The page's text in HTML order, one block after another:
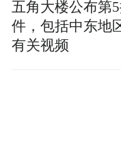
五角大楼公布第
件，包括中东地
有关视频